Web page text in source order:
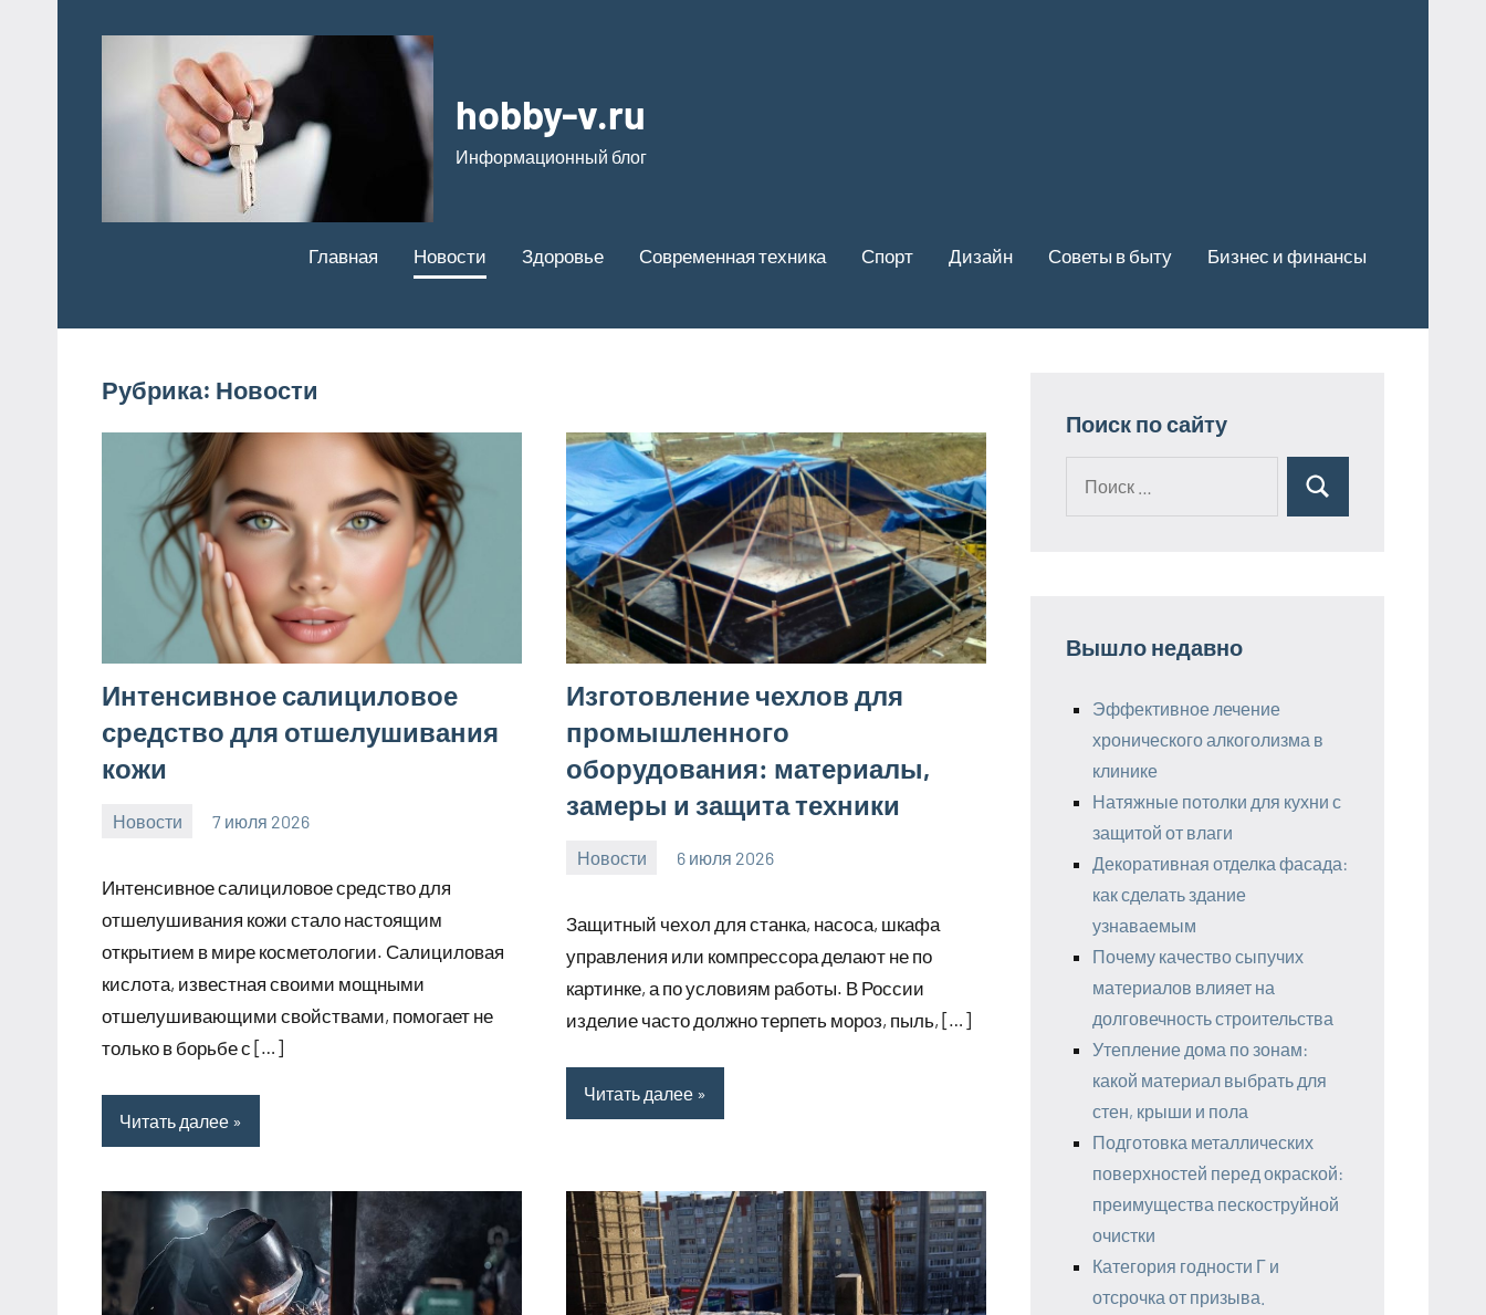
hobby-v.ru
Информационный блог
Главная Новости Здоровье Современная техника Спорт Дизайн Советы в быту Бизнес и финансы
Рубрика: Новости
Интенсивное салициловое
средство для отшелушивания
кожи
Новости 7 июля 2026
Интенсивное салициловое средство для
отшелушивания кожи стало настоящим
открытием в мире косметологии. Салициловая
кислота, известная своими мощными
отшелушивающими свойствами, помогает не
только в борьбе с […]
Читать далее
Изготовление чехлов для
промышленного
оборудования: материалы,
замеры и защита техники
Новости 6 июля 2026
Защитный чехол для станка, насоса, шкафа
управления или компрессора делают не по
картинке, а по условиям работы. В России
изделие часто должно терпеть мороз, пыль, […]
Читать далее
Поиск по сайту
Поиск
Вышло недавно
Эффективное лечение
хронического алкоголизма в
клинике
Натяжные потолки для кухни с
защитой от влаги
Декоративная отделка фасада:
как сделать здание
узнаваемым
Почему качество сыпучих
материалов влияет на
долговечность строительства
Утепление дома по зонам:
какой материал выбрать для
стен, крыши и пола
Подготовка металлических
поверхностей перед окраской:
преимущества пескоструйной
очистки
Категория годности Г и
отсрочка от призыва.